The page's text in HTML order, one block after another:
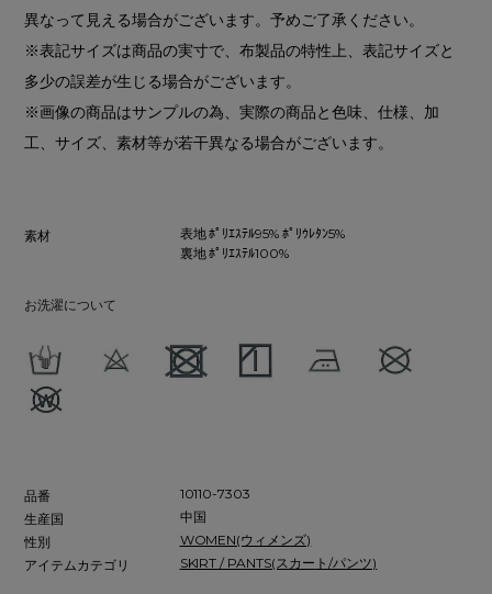
異なって見える場合がございます。予めご了承ください。
※表記サイズは商品の実寸で、布製品の特性上、表記サイズと
多少の誤差が生じる場合がございます。
※画像の商品はサンプルの為、実際の商品と色味、仕様、加
工、サイズ、素材等が若干異なる場合がございます。
素材
表地 ﾎﾟﾘｴｽﾃﾙ95% ﾎﾟﾘｳﾚﾀﾝ5%
裏地 ﾎﾟﾘｴｽﾃﾙ100%
お洗濯について
品番
10110-7303
生産国
中国
性別
WOMEN(ウィメンズ)
アイテムカテゴリ
SKIRT / PANTS(スカート/パンツ)